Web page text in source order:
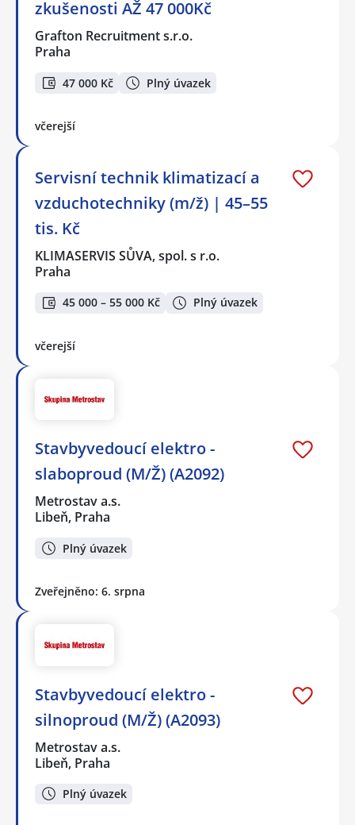
zkušenosti AŽ 47 000Kč
Grafton Recruitment s.r.o.
Praha
47 000 Kč Plný úvazek
včerejší
Servisní technik klimatizací a
vzduchotechniky (m/ž) | 45–55
tis. Kč
KLIMASERVIS SŮVA, spol. s r.o.
Praha
45 000 – 55 000 Kč Plný úvazek
včerejší
Stavbyvedoucí elektro -
slaboproud (M/Ž) (A2092)
Metrostav a.s.
Libeň, Praha
Plný úvazek
Zveřejněno: 6. srpna
Stavbyvedoucí elektro -
silnoproud (M/Ž) (A2093)
Metrostav a.s.
Libeň, Praha
Plný úvazek